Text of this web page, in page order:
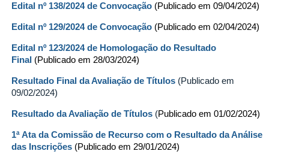
Edital nº 138/2024 de Convocação (Publicado em 09/04/2024)
Edital nº 129/2024 de Convocação (Publicado em 02/04/2024)
Edital nº 123/2024 de Homologação do Resultado
Final (Publicado em 28/03/2024)
Resultado Final da Avaliação de Títulos (Publicado em
09/02/2024)
Resultado da Avaliação de Títulos (Publicado em 01/02/2024)
1ª Ata da Comissão de Recurso com o Resultado da Análise
das Inscrições (Publicado em 29/01/2024)